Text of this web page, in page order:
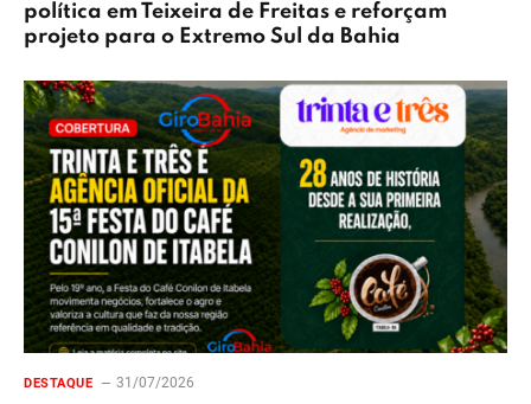
política em Teixeira de Freitas e reforçam
projeto para o Extremo Sul da Bahia
DESTAQUE 31/07/2026